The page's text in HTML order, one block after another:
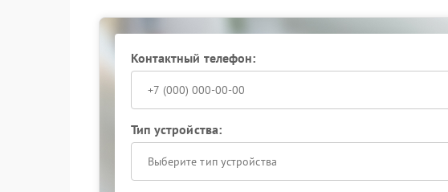
Контактный телефон:
Тип устройства:
Выберите тип устройства